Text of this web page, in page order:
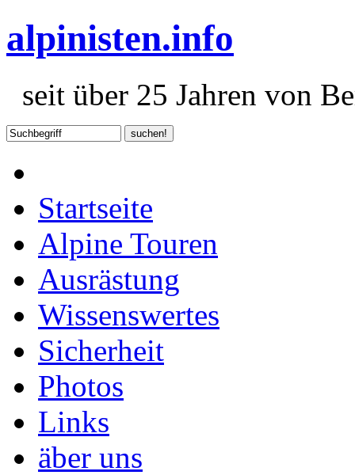
alpinisten.info
seit über 25 Jahren von
Startseite
Alpine Touren
Ausrästung
Wissenswertes
Sicherheit
Photos
Links
äber uns